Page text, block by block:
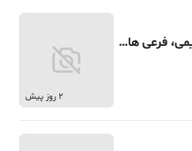
54 متر، دیباجی جنوبی، تسلیمی، فرعی ها تک واحدی
2 روز پیش